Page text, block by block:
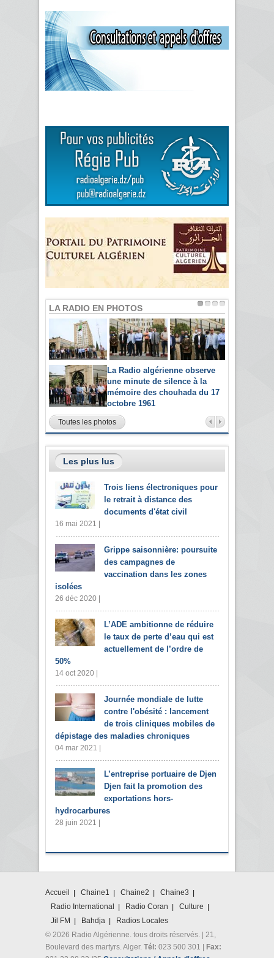
LA RADIO EN PHOTOS
La Radio algérienne observe
une minute de silence à la
mémoire des chouhada du 17
octobre 1961
Toutes les photos
Les plus lus
Trois liens électroniques pour
le retrait à distance des
documents d'état civil
16 mai 2021 |
Grippe saisonnière: poursuite
des campagnes de
vaccination dans les zones
isolées
26 déc 2020 |
L’ADE ambitionne de réduire
le taux de perte d’eau qui est
actuellement de l’ordre de
50%
14 oct 2020 |
Journée mondiale de lutte
contre l'obésité : lancement
de trois cliniques mobiles de
dépistage des maladies chroniques
04 mar 2021 |
L’entreprise portuaire de Djen
Djen fait la promotion des
exportations hors-
hydrocarbures
28 juin 2021 |
Accueil Chaine1 Chaine2
Chaine3
Radio International
Radio Coran
Culture
Jil FM
Bahdja
Radios Locales
© 2026 Radio Algérienne. tous droits réservés. | 21,
Boulevard des martyrs. Alger. Tél: 023 500 301 | Fax: